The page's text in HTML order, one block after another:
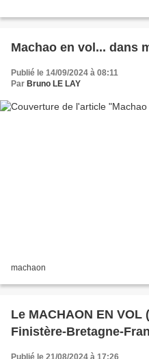
Machao en vol... dans
Publié le 14/09/2024 à 08:11
Par Bruno LE LAY
machaon
Le MACHAON EN VOL (Août 2024) Nord
Finistère-Bretagne-
Publié le 21/08/2024 à 17:26